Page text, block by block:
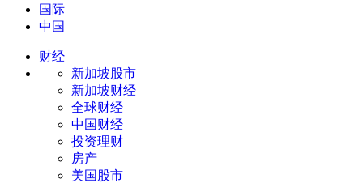
国际
中国
财经
新加坡股市
新加坡财经
全球财经
中国财经
投资理财
房产
美国股市